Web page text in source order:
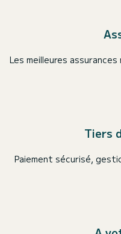
Les meilleures
Tiers
Paiement sécurisé,